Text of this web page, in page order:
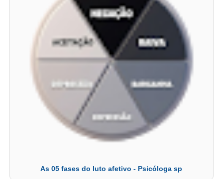
As 05 fases do luto afetivo - Psicóloga sp